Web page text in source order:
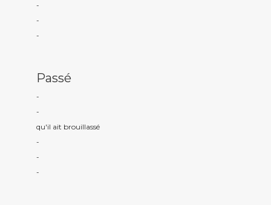
-
-
-
Passé
-
-
qu'il ait brouillassé
-
-
-